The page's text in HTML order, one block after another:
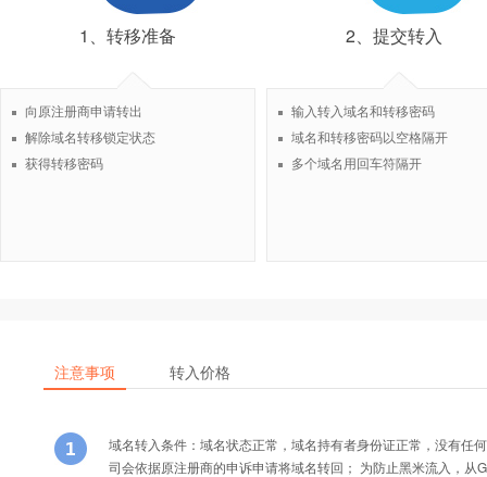
1、转移准备
向原注册商申请转出
解除域名转移锁定状态
获得转移密码
2、提交转入
输入转入域名和转移密码
域名和转移密码以空格隔开
多个域名用回车符隔开
注意事项 转入价格
域名转入条件：域名状态正常，域名持有者身份证正常，没有任
司会依据原注册商的申诉申请将域名转回； 为防止黑米流入，